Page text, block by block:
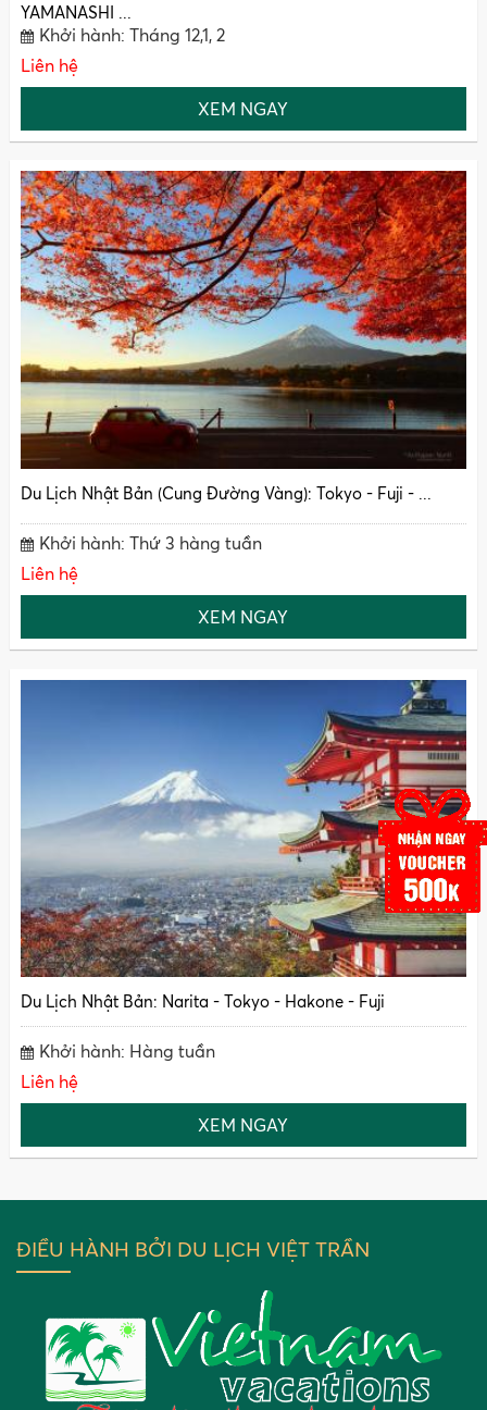
YAMANASHI ...
Khởi hành: Tháng 12,1, 2
Liên hệ
XEM NGAY
Du Lịch Nhật Bản (Cung Đường Vàng): Tokyo - Fuji - ...
Khởi hành: Thứ 3 hàng tuần
Liên hệ
XEM NGAY
Du Lịch Nhật Bản: Narita - Tokyo - Hakone - Fuji
Khởi hành: Hàng tuần
Liên hệ
XEM NGAY
ĐIỀU HÀNH BỞI DU LỊCH VIỆT TRẦN